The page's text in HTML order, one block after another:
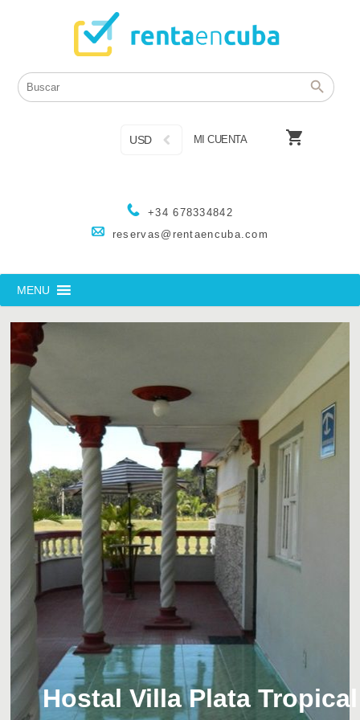
+34 678334842
reservas@rentaencuba.com
USD MI CUENTA 
MENU
Hostal Villa Plata Tropical